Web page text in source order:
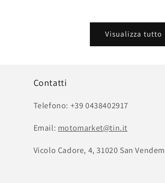
Visualizza tutto
Contatti
Telefono: +39 0438402917
Email: motomarket@tin.it
Vicolo Cadore, 4, 31020 San